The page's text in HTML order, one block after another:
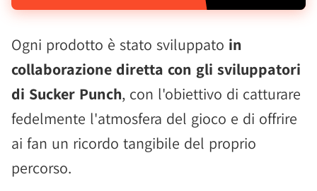
Ogni prodotto è stato sviluppato in
collaborazione diretta con gli sviluppatori
di Sucker Punch, con l'obiettivo di catturare
fedelmente l'atmosfera del gioco e di offrire
ai fan un ricordo tangibile del proprio
percorso.